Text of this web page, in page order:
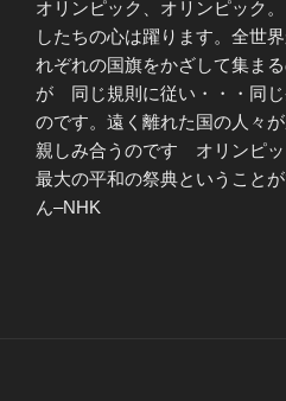
オリンピック、オリンピック
したちの心は躍ります。全世
れぞれの国旗をかざして集ま
が 同じ規則に従い・・・同
のです。遠く離れた国の人々
親しみ合うのです オリンピ
最大の平和の祭典ということ
ん–NHK